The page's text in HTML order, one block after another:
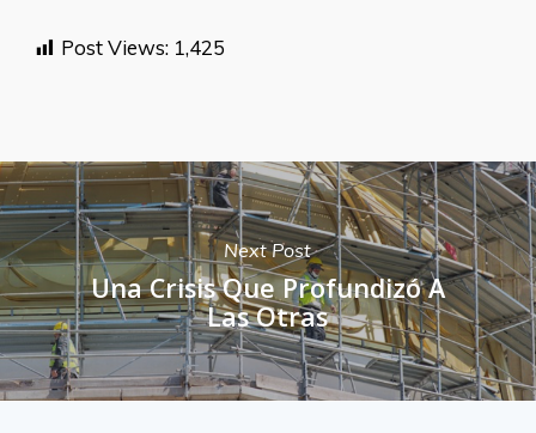
Post Views: 1,425
Next Post
Una Crisis Que Profundizó A
Las Otras